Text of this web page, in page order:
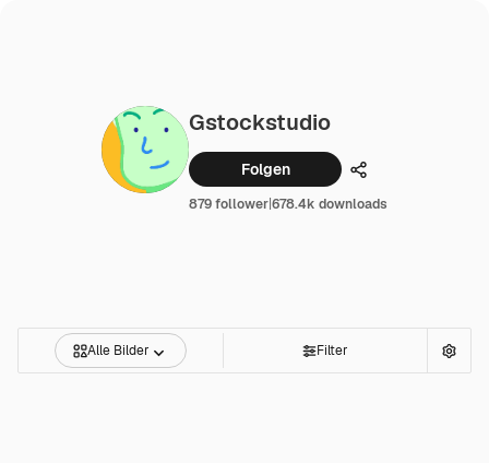
Gstockstudio
Folgen Teilen
879 follower|678.4k downloads
Alle Bilder Filter